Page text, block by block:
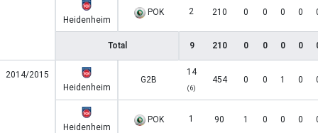
Heidenheim
POK 2 210 0 0 0 0
Total 9 210 0 0 0 0
2014/2015
Heidenheim
G2B
14
(6)
454 0 0 1 0
Heidenheim
POK 1 90 1 0 0 0